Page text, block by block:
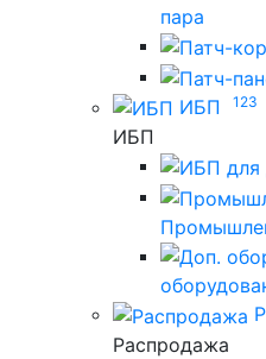
пара
ИБП
123
ИБП
Распродажа